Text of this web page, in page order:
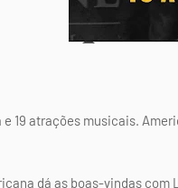
19 atrações musicais.
dá as boas-vindas